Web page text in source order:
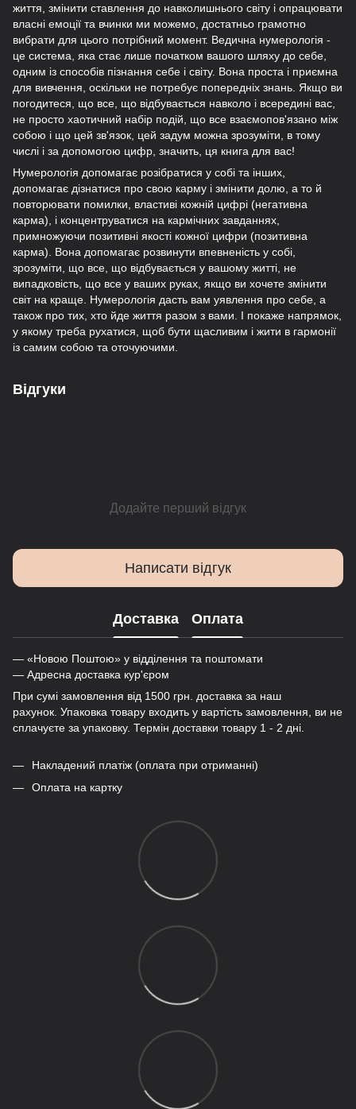
життя, змінити ставлення до навколишнього світу і опрацювати
власні емоції та вчинки ми можемо, достатньо грамотно
вибрати для цього потрібний момент. Ведична нумерологія -
це система, яка стає лише початком вашого шляху до себе,
одним із способів пізнання себе і світу. Вона проста і приємна
для вивчення, оскільки не потребує попередніх знань. Якщо ви
погодитеся, що все, що відбувається навколо і всередині вас,
не просто хаотичний набір подій, що все взаємопов'язано між
собою і що цей зв'язок, цей задум можна зрозуміти, в тому
числі і за допомогою цифр, значить, ця книга для вас!
Нумерологія допомагає розібратися у собі та інших,
допомагає дізнатися про свою карму і змінити долю, а то й
повторювати помилки, властиві кожній цифрі (негативна
карма), і концентруватися на кармічних завданнях,
примножуючи позитивні якості кожної цифри (позитивна
карма). Вона допомагає розвинути впевненість у собі,
зрозуміти, що все, що відбувається у вашому житті, не
випадковість, що все у ваших руках, якщо ви хочете змінити
світ на краще. Нумерологія дасть вам уявлення про себе, а
також про тих, хто йде життя разом з вами. І покаже напрямок,
у якому треба рухатися, щоб бути щасливим і жити в гармонії
із самим собою та оточуючими.
Відгуки
Додайте перший відгук
Написати відгук
Доставка Оплата
— «Новою Поштою» у відділення та поштомати
— Адресна доставка кур'єром
При сумі замовлення від 1500 грн. доставка за наш
рахунок. Упаковка товару входить у вартість замовлення, ви не
сплачуєте за упаковку. Термін доставки товару 1 - 2 дні.
Накладений платіж (оплата при отриманні)
Оплата на картку